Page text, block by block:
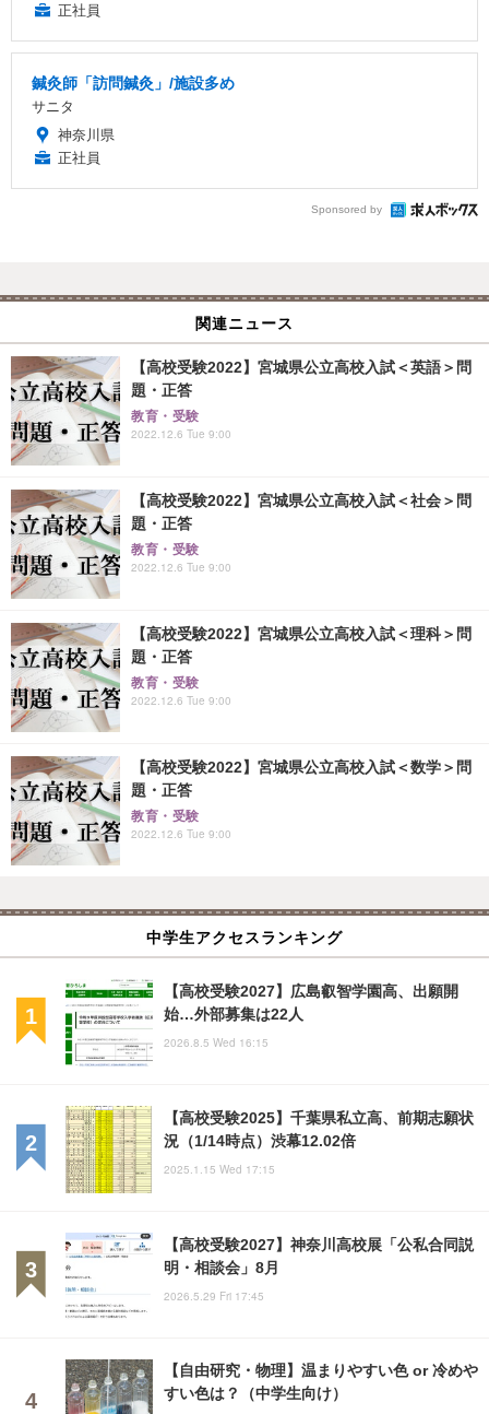
正社員
鍼灸師「訪問鍼灸」/施設多め
サニタ
神奈川県
正社員
Sponsored by
関連ニュース
【高校受験2022】宮城県公立高校入試＜英語＞問
題・正答
教育・受験
2022.12.6 Tue 9:00
【高校受験2022】宮城県公立高校入試＜社会＞問
題・正答
教育・受験
2022.12.6 Tue 9:00
【高校受験2022】宮城県公立高校入試＜理科＞問
題・正答
教育・受験
2022.12.6 Tue 9:00
【高校受験2022】宮城県公立高校入試＜数学＞問
題・正答
教育・受験
2022.12.6 Tue 9:00
中学生アクセスランキング
【高校受験2027】広島叡智学園高、出願開
始…外部募集は22人
2026.8.5 Wed 16:15
【高校受験2025】千葉県私立高、前期志願状
況（1/14時点）渋幕12.02倍
2025.1.15 Wed 17:15
【高校受験2027】神奈川高校展「公私合同説
明・相談会」8月
2026.5.29 Fri 17:45
【自由研究・物理】温まりやすい色 or 冷めや
すい色は？（中学生向け）